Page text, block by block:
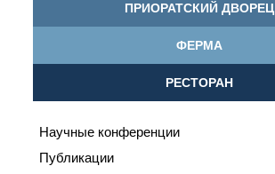
ПРИОРАТСКИЙ ДВОРЕЦ
ФЕРМА
РЕСТОРАН
Научные конференции
Публикации